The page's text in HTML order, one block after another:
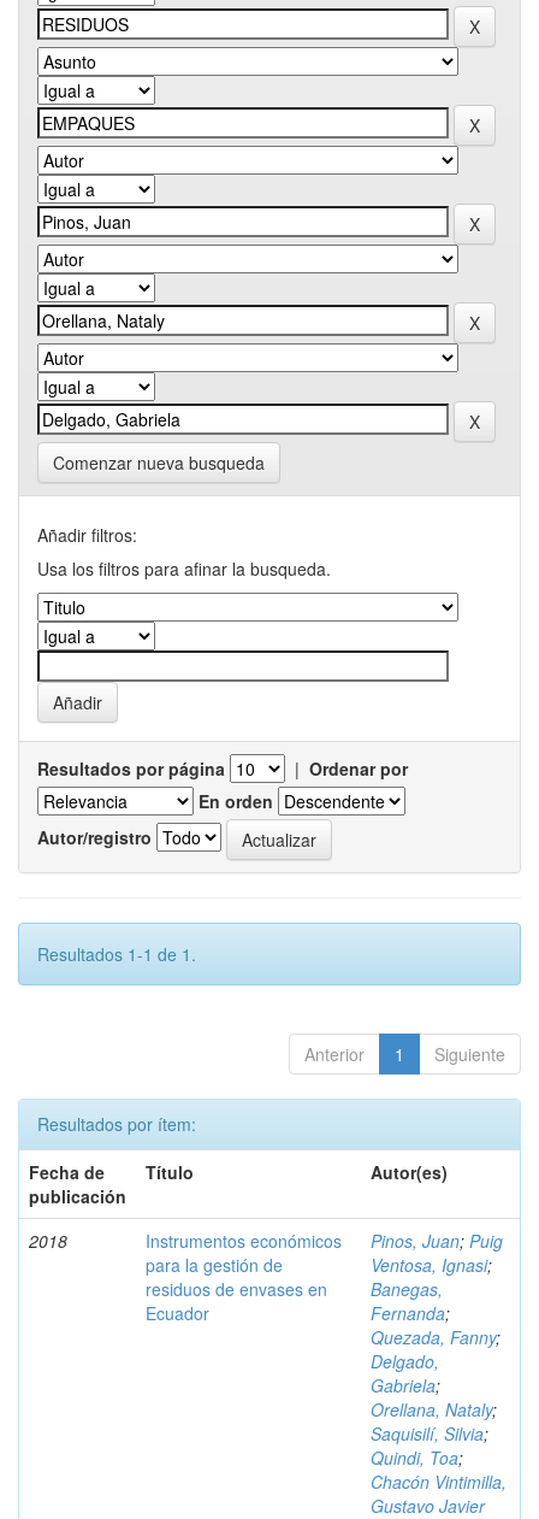
Comenzar nueva busqueda
Añadir filtros:
Usa los filtros para afinar la busqueda.
Resultados por página | Ordenar por
En orden
Autor/registro
Resultados 1-1 de 1.
Anterior 1 Siguiente
Resultados por ítem:
Fecha de
publicación
Título Autor(es)
2018
Instrumentos económicos
para la gestión de
residuos de envases en
Ecuador
Pinos, Juan; Puig
Ventosa, Ignasi;
Banegas,
Fernanda;
Quezada, Fanny;
Delgado,
Gabriela;
Orellana, Nataly;
Saquisilí, Silvia;
Quindi, Toa;
Chacón Vintimilla,
Gustavo Javier